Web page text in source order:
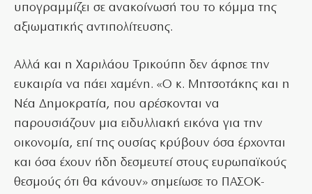
υπογραμμίζει σε ανακοίνωσή του το κόμμα της
αξιωματικής αντιπολίτευσης.
Αλλά και η Χαριλάου Τρικούπη δεν άφησε την
ευκαιρία να πάει χαμένη. «Ο κ. Μητσοτάκης και η
Νέα Δημοκρατία, που αρέσκονται να
παρουσιάζουν μια ειδυλλιακή εικόνα για την
οικονομία, επί της ουσίας κρύβουν όσα έρχονται
και όσα έχουν ήδη δεσμευτεί στους ευρωπαϊκούς
θεσμούς ότι θα κάνουν» σημείωσε το ΠΑΣΟΚ-